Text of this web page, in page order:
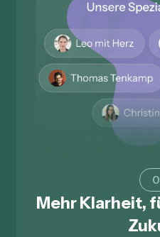
Mehr Klarheit,